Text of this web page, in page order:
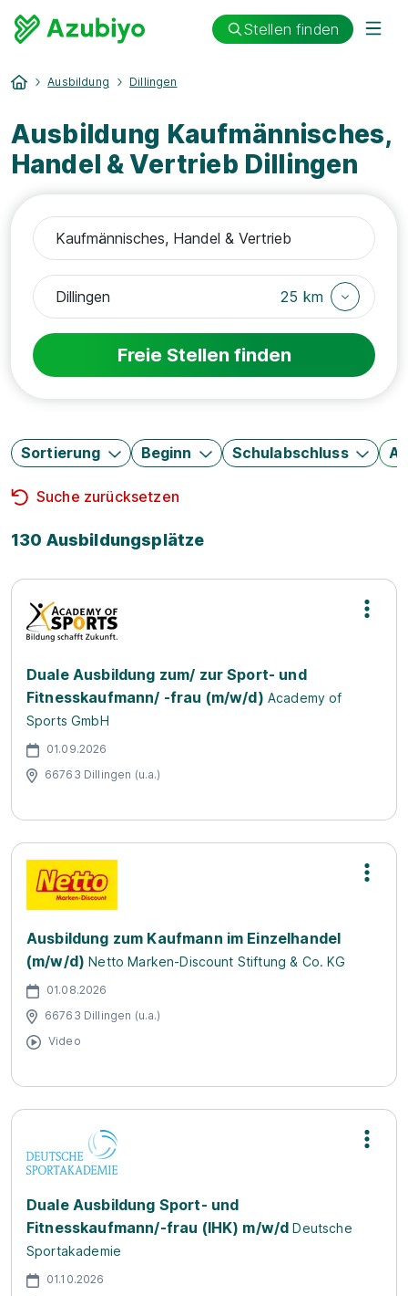
Stellen finden
Ausbildung Dillingen
Ausbildung Kaufmännisches,
Handel & Vertrieb Dillingen
25 km
Freie Stellen finden
Sortierung Beginn Schulabschluss
Suche zurücksetzen
130 Ausbildungsplätze
Duale Ausbildung zum/ zur Sport- und
Fitnesskaufmann/ -frau (m/w/d) Academy of
Sports GmbH
01.09.2026
66763 Dillingen (u.a.)
Ausbildung zum Kaufmann im Einzelhandel
(m/w/d) Netto Marken-Discount Stiftung & Co. KG
01.08.2026
66763 Dillingen (u.a.)
Video
Duale Ausbildung Sport- und
Fitnesskaufmann/-frau (IHK) m/w/d Deutsche
Sportakademie
01.10.2026